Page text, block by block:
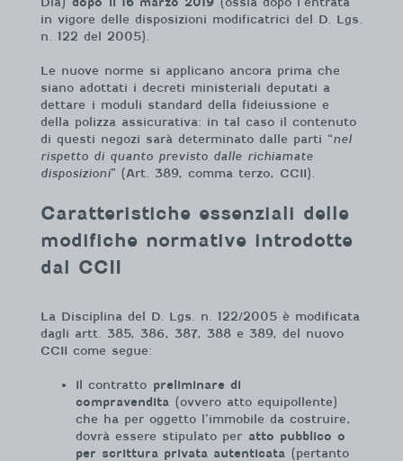
in vigore delle disposizioni modificatrici del D. Lgs.
n. 122 del 2005).
Le nuove norme si applicano ancora prima che
siano adottati i decreti ministeriali deputati a
dettare i moduli standard della fideiussione e
della polizza assicurativa: in tal caso il contenuto
di questi negozi sarà determinato dalle parti “nel
rispetto di quanto previsto dalle richiamate
disposizioni” (Art. 389, comma terzo, CCII).
Caratteristiche essenziali delle
modifiche normative introdotte
dal CCII
La Disciplina del D. Lgs. n. 122/2005 è modificata
dagli artt. 385, 386, 387, 388 e 389, del nuovo
CCII come segue:
Il contratto preliminare di
compravendita (ovvero atto equipollente)
che ha per oggetto l’immobile da costruire,
dovrà essere stipulato per atto pubblico o
per scrittura privata autenticata (pertanto